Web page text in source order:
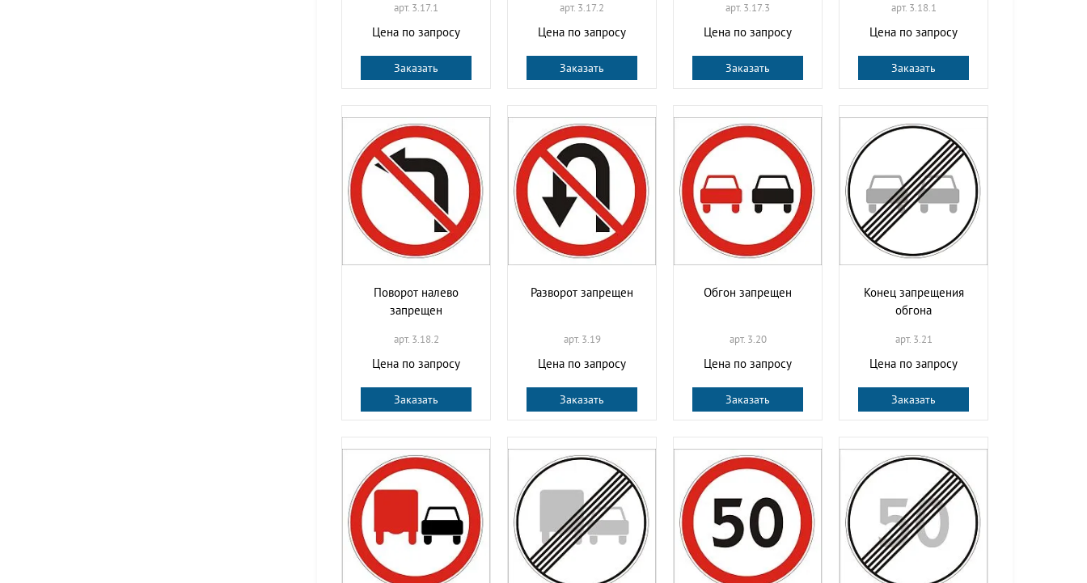
арт. 3.17.1
Цена по запросу
Заказать
арт. 3.17.2
Цена по запросу
Заказать
арт. 3.17.3
Цена по запросу
Заказать
арт. 3.18.1
Цена по запросу
Заказать
Поворот налево
запрещен
арт. 3.18.2
Цена по запросу
Заказать
Разворот запрещен
арт. 3.19
Цена по запросу
Заказать
Обгон запрещен
арт. 3.20
Цена по запросу
Заказать
Конец запрещения
обгона
арт. 3.21
Цена по запросу
Заказать